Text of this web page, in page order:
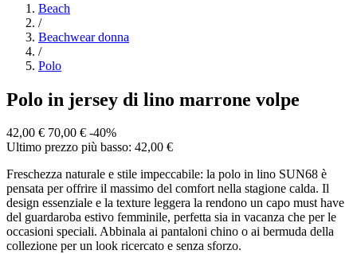
Beach
/
Beachwear donna
/
Polo
Polo in jersey di lino marrone volpe
42,00 € 70,00 € -40%
Ultimo prezzo più basso: 42,00 €
Freschezza naturale e stile impeccabile: la polo in lino SUN68 è
pensata per offrire il massimo del comfort nella stagione calda. Il
design essenziale e la texture leggera la rendono un capo must have
del guardaroba estivo femminile, perfetta sia in vacanza che per le
occasioni speciali. Abbinala ai pantaloni chino o ai bermuda della
collezione per un look ricercato e senza sforzo.